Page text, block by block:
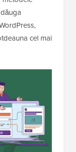
cel mai